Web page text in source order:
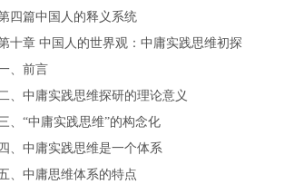
四篇中国人的释义系统
十章 中国人的世界观：中庸实践思维初探
、前言
、中庸实践思维探研的理论意义
、“中庸实践思维”的构念化
四、中庸实践思维是一个体系
、中庸思维体系的特点